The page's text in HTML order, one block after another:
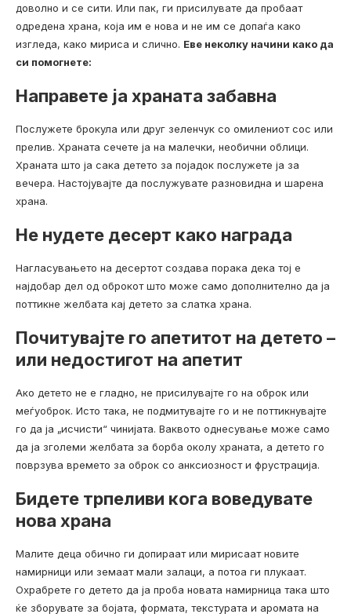
доволно и се сити. Или пак, ги присилувате да пробаат
одредена храна, која им е нова и не им се допаѓа како
изгледа, како мириса и слично. Еве неколку начини како да
си помогнете:
Нaправете ја храната забавна
Послужете брокула или друг зеленчук со омилениот сос или
прелив. Храната сечете ја на малечки, необични облици.
Храната што ја сака детето за појадок послужете ја за
вечера. Настојувајте да послужувате разновидна и шарена
храна.
Не нудете десерт како награда
Нагласувањето на десертот создава порака дека тој е
најдобар дел од оброкот што може само дополнително да ја
поттикне желбата кај детето за слатка храна.
Почитувајте го апетитот на детето –
или недостигот на апетит
Ако детето не е гладно, не присилувајте го на оброк или
меѓуоброк. Исто така, не подмитувајте го и не поттикнувајте
го да ја „исчисти“ чинијата. Ваквото однесување може само
да ја зголеми желбата за борба околу храната, а детето го
поврзува времето за оброк со анксиозност и фрустрација.
Бидете трпеливи кога воведувате
нова храна
Малите деца обично ги допираат или мирисаат новите
намирници или земаат мали залаци, а потоа ги плукаат.
Охрабрете го детето да ја проба новата намирница така што
ќе зборувате за бојата, формата, текстурата и аромата на